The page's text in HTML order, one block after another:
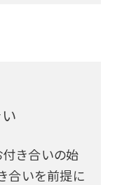
き合いの始
合いを前提に